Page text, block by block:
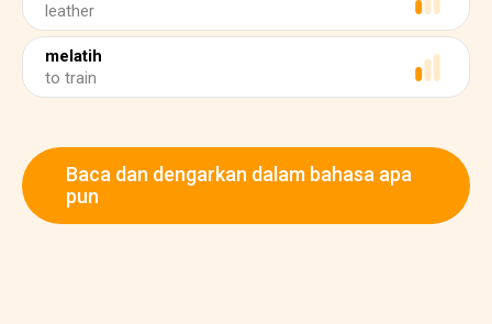
leather
melatih
to train
Baca dan dengarkan dalam bahasa apa
pun